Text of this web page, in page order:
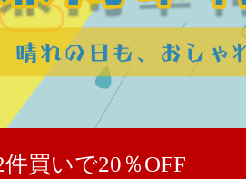
買いで20％OFF